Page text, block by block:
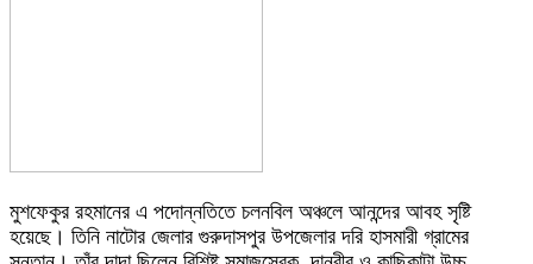
মুশফেকুর রহমানের এ পদোন্নতিতে চলনবিল অঞ্চলে আনন্দের আবহ সৃষ্টি
হয়েছে। তিনি নাটোর জেলার গুরুদাসপুর উপজেলার দরি হাসমারী গ্রামের